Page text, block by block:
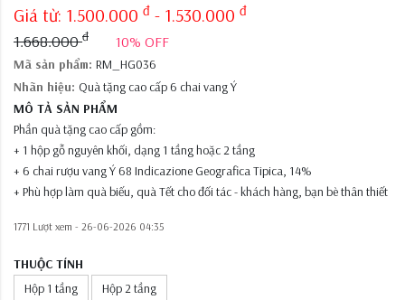
Giá từ: 1.500.000 đ - 1.530.000 đ
1.668.000đ 10% OFF
Mã sản phẩm: RM_HG036
Nhãn hiệu: Quà tặng cao cấp 6 chai vang Ý
MÔ TẢ SẢN PHẨM
Phần quà tặng cao cấp gồm:
+ 1 hộp gỗ nguyên khối, dạng 1 tầng hoặc 2 tầng
+ 6 chai rượu vang Ý 68 Indicazione Geografica Tipica, 14%
+ Phù hợp làm quà biếu, quà Tết cho đối tác - khách hàng, bạn bè thân thiết
1771 Lượt xem - 26-06-2026 04:35
THUỘC TÍNH
Hộp 1 tầng
Hộp 2 tầng